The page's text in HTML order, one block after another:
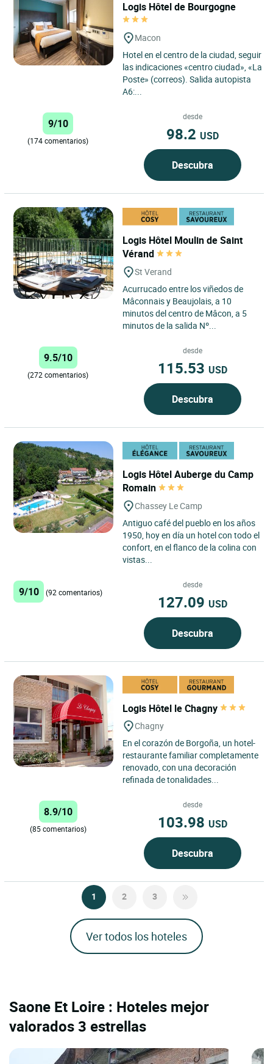
Logis Hôtel de Bourgogne
Macon
Hotel en el centro de la ciudad, seguir
las indicaciones «centro ciudad», «La
Poste» (correos). Salida autopista
A6:...
9/10
(174 comentarios)
desde
98.2 USD
Descubra
Logis Hôtel Moulin de Saint
Vérand
St Verand
Acurrucado entre los viñedos de
Mâconnais y Beaujolais, a 10
minutos del centro de Mâcon, a 5
minutos de la salida Nº...
9.5/10
(272 comentarios)
desde
115.53 USD
Descubra
Logis Hôtel Auberge du Camp
Romain
Chassey Le Camp
Antiguo café del pueblo en los años
1950, hoy en día un hotel con todo el
confort, en el flanco de la colina con
vistas...
9/10 (92 comentarios)
desde
127.09 USD
Descubra
Logis Hôtel le Chagny
Chagny
En el corazón de Borgoña, un hotel-
restaurante familiar completamente
renovado, con una decoración
refinada de tonalidades...
8.9/10
(85 comentarios)
desde
103.98 USD
Descubra
1 2 3
Ver todos los hoteles
Saone Et Loire : Hoteles mejor
valorados 3 estrellas